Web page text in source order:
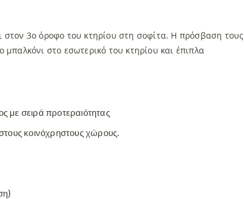
στον 3ο όροφο του κτηρίου στη σοφίτα. Η πρόσβαση τους
μπαλκόνι στο εσωτερικό του κτηρίου και έπιπλα
με σειρά προτεραιότητας
κοινόχρηστους χώρους.